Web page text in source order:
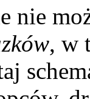
nie
, w